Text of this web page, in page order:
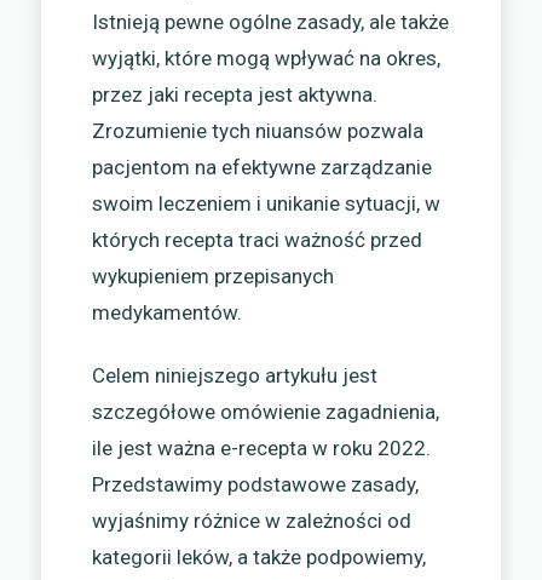
Istnieją pewne ogólne zasady, ale także
wyjątki, które mogą wpływać na okres,
przez jaki recepta jest aktywna.
Zrozumienie tych niuansów pozwala
pacjentom na efektywne zarządzanie
swoim leczeniem i unikanie sytuacji, w
których recepta traci ważność przed
wykupieniem przepisanych
medykamentów.
Celem niniejszego artykułu jest
szczegółowe omówienie zagadnienia,
ile jest ważna e-recepta w roku 2022.
Przedstawimy podstawowe zasady,
wyjaśnimy różnice w zależności od
kategorii leków, a także podpowiemy,